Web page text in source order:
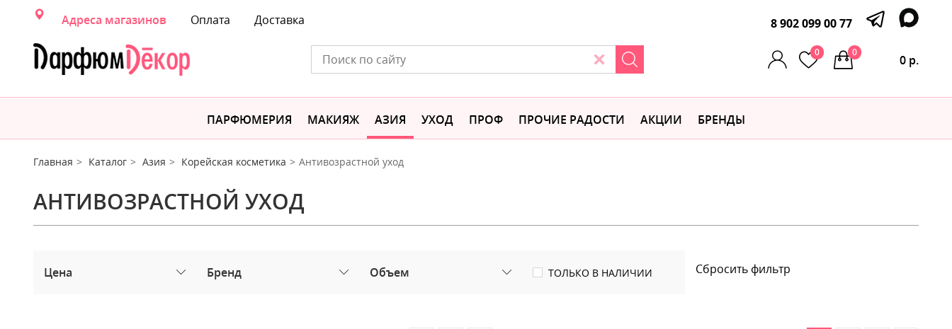
Адреса магазинов Оплата Доставка 8 902 099 00 77
0
0 р.
0
ПАРФЮМЕРИЯ МАКИЯЖ АЗИЯ УХОД ПРОФ ПРОЧИЕ РАДОСТИ АКЦИИ БРЕНДЫ
Главная Каталог Азия Корейская косметика Антивозрастной уход
АНТИВОЗРАСТНОЙ УХОД
Цена Бренд Объем ТОЛЬКО В НАЛИЧИИ Сбросить фильтр